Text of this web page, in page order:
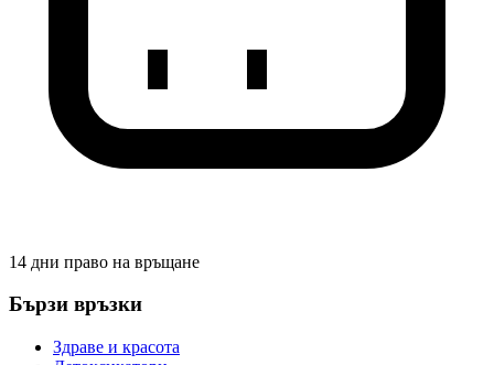
14 дни право на връщане
Бързи връзки
Здраве и красота